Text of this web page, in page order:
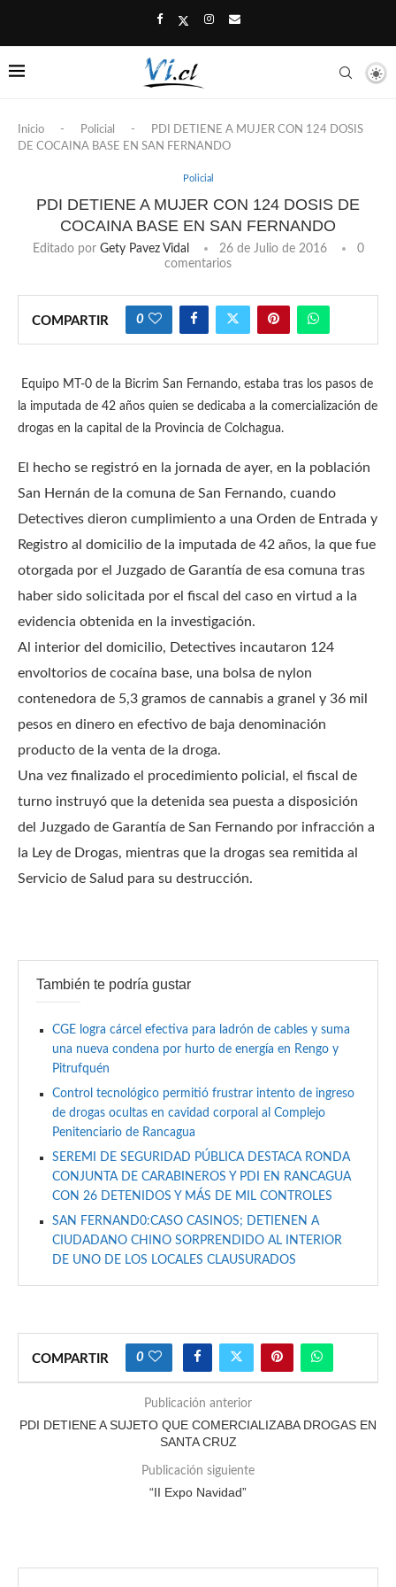
Inicio - Policial -
PDI DETIENE A MUJER CON 124 DOSIS
DE COCAINA BASE EN SAN FERNANDO
Policial
PDI DETIENE A MUJER CON 124 DOSIS DE
COCAINA BASE EN SAN FERNANDO
Editado por Gety Pavez Vidal 26 de Julio de 2016
0
comentarios
COMPARTIR 0
Equipo MT-0 de la Bicrim San Fernando, estaba tras los pasos de
la imputada de 42 años quien se dedicaba a la comercialización de
drogas en la capital de la Provincia de Colchagua.
El hecho se registró en la jornada de ayer, en la población
San Hernán de la comuna de San Fernando, cuando
Detectives dieron cumplimiento a una Orden de Entrada y
Registro al domicilio de la imputada de 42 años, la que fue
otorgada por el Juzgado de Garantía de esa comuna tras
haber sido solicitada por el fiscal del caso en virtud a la
evidencia obtenida en la investigación.
Al interior del domicilio, Detectives incautaron 124
envoltorios de cocaína base, una bolsa de nylon
contenedora de 5,3 gramos de cannabis a granel y 36 mil
pesos en dinero en efectivo de baja denominación
producto de la venta de la droga.
Una vez finalizado el procedimiento policial, el fiscal de
turno instruyó que la detenida sea puesta a disposición
del Juzgado de Garantía de San Fernando por infracción a
la Ley de Drogas, mientras que la drogas sea remitida al
Servicio de Salud para su destrucción.
También te podría gustar
CGE logra cárcel efectiva para ladrón de cables y suma
una nueva condena por hurto de energía en Rengo y
Pitrufquén
Control tecnológico permitió frustrar intento de ingreso
de drogas ocultas en cavidad corporal al Complejo
Penitenciario de Rancagua
SEREMI DE SEGURIDAD PÚBLICA DESTACA RONDA
CONJUNTA DE CARABINEROS Y PDI EN RANCAGUA
CON 26 DETENIDOS Y MÁS DE MIL CONTROLES
SAN FERNAND0:CASO CASINOS; DETIENEN A
CIUDADANO CHINO SORPRENDIDO AL INTERIOR
DE UNO DE LOS LOCALES CLAUSURADOS
COMPARTIR 0
Publicación anterior
PDI DETIENE A SUJETO QUE COMERCIALIZABA DROGAS EN
SANTA CRUZ
Publicación siguiente
“II Expo Navidad”